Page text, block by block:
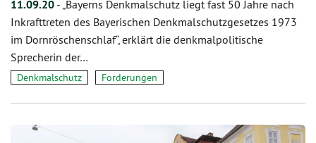
11.09.20 - „Bayerns Denkmalschutz liegt fast 50 Jahre nach
Inkrafttreten des Bayerischen Denkmalschutzgesetzes 1973
im Dornröschenschlaf“, erklärt die denkmalpolitische
Sprecherin der…
Denkmalschutz Forderungen